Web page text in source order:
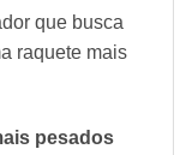
que busca
raquete mais
pesados